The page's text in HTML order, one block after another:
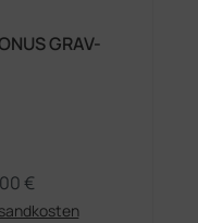
GRAV-
Preis:
€